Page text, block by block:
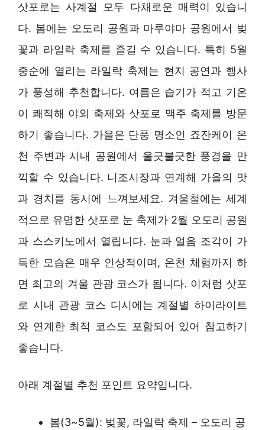
삿포로는 사계절 모두 다채로운 매력이 있습니
다. 봄에는 오도리 공원과 마루야마 공원에서 벚
꽃과 라일락 축제를 즐길 수 있습니다. 특히 5월
중순에 열리는 라일락 축제는 현지 공연과 행사
가 풍성해 추천합니다. 여름은 습기가 적고 기온
이 쾌적해 야외 축제와 삿포로 맥주 축제를 방문
하기 좋습니다. 가을은 단풍 명소인 죠잔케이 온
천 주변과 시내 공원에서 울긋불긋한 풍경을 만
끽할 수 있습니다. 니조시장과 연계해 가을의 맛
과 경치를 동시에 느껴보세요. 겨울철에는 세계
적으로 유명한 삿포로 눈 축제가 2월 오도리 공원
과 스스키노에서 열립니다. 눈과 얼음 조각이 가
득한 모습은 매우 인상적이며, 온천 체험까지 하
면 최고의 겨울 관광 코스가 됩니다. 이처럼 삿포
로 시내 관광 코스 디시에는 계절별 하이라이트
와 연계한 최적 코스도 포함되어 있어 참고하기
좋습니다.
아래 계절별 추천 포인트 요약입니다.
봄(3~5월): 벚꽃, 라일락 축제 – 오도리 공